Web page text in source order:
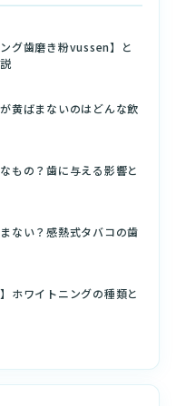
グ歯磨き粉vussen】と
黄ばまないのはどんな飲
もの？歯に与える影響と
ない？感熱式タバコの歯
ホワイトニングの種類と